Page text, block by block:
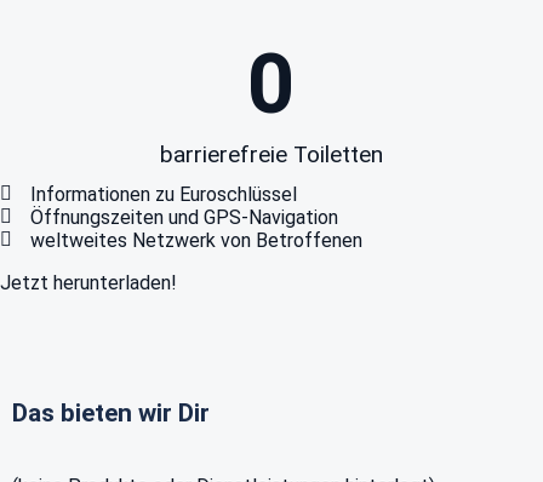
barrierefreie Toiletten
0
Informationen zu Euroschlüssel
Öffnungszeiten und GPS-Navigation
weltweites Netzwerk von Betroffenen
Jetzt herunterladen!
Das bieten wir Dir